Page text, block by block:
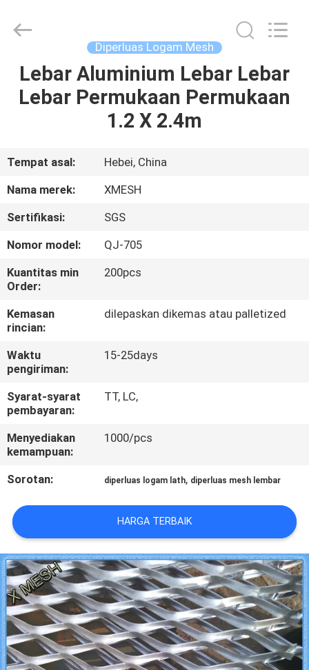
RUMAH
TENTANG
KAMI
TUR
PABRIK
KONTROL
KUALITAS
HUBUNGI
KAMI
PERMINTAAN
PENAWARAN
PRIVACY
POLICY
MFG
Rights
Diperluas Logam Mesh
Lebar Aluminium Lebar Lebar
Lebar Permukaan Permukaan
1.2 X 2.4m
Tempat asal:
Hebei, China
Nama merek:
XMESH
Sertifikasi:
SGS
Nomor model:
QJ-705
Kuantitas min
Order:
200pcs
Kemasan
rincian:
dilepaskan dikemas atau palletized
Waktu
pengiriman:
15-25days
Syarat-syarat
pembayaran:
TT, LC,
Menyediakan
kemampuan:
1000/pcs
Sorotan: diperluas logam lath, diperluas mesh lembar
HARGA TERBAIK